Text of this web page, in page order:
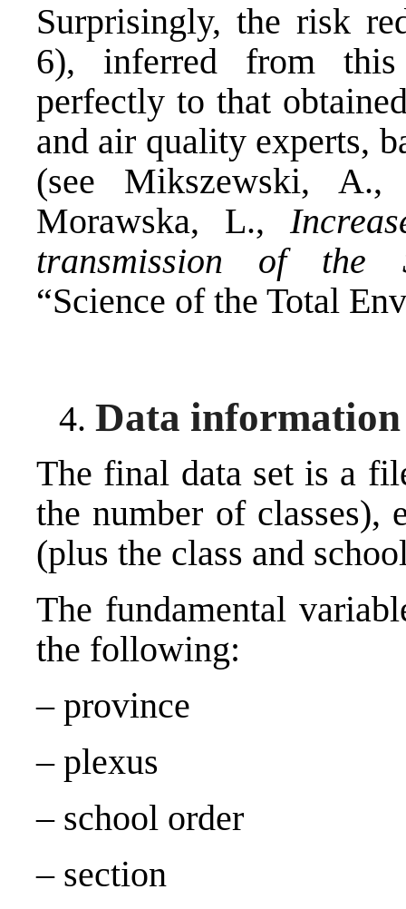
Surprisingly, the risk
6), inferred from this
perfectly to that
and air quality experts,
(see Mikszewski,
Morawska, L.,
transmission of the
“Science of the Total
Data information
The final data set is a
the number of classes),
(plus the class and
The fundamental
the following:
– province
– plexus
– school order
– section